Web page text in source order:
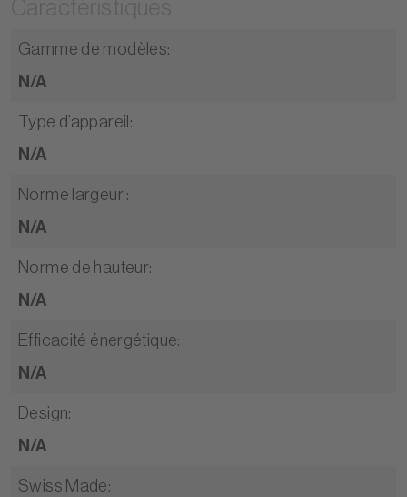
Gamme de modèles:
N/A
Type d’appareil :
N/A
Norme largeur :
N/A
Norme de hauteur:
N/A
Efficacité énergétique:
N/A
Design:
N/A
Swiss Made: